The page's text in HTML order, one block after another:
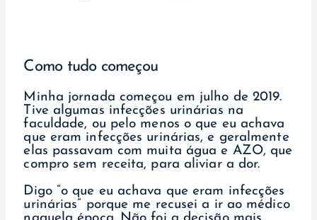
Como tudo começou
Minha jornada começou em julho de 2019.
Tive algumas infecções urinárias na
faculdade, ou pelo menos o que eu achava
que eram infecções urinárias, e geralmente
elas passavam com muita água e AZO, que
compro sem receita, para aliviar a dor.
Digo “o que eu achava que eram infecções
urinárias” porque me recusei a ir ao médico